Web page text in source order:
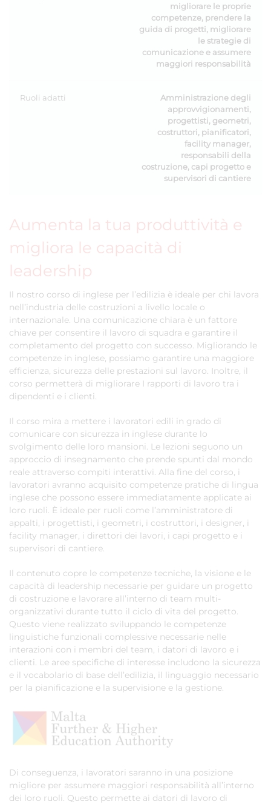
migliorare le proprie
competenze, prendere la
guida di progetti, migliorare
le strategie di
comunicazione e assumere
maggiori responsabilità
Ruoli adatti
Amministrazione degli
approvvigionamenti,
progettisti, geometri,
costruttori, pianificatori,
facility manager,
responsabili della
costruzione, capi progetto e
supervisori di cantiere
Aumenta la tua produttività e
migliora le capacità di
leadership
Il nostro corso di inglese per l’edilizia è ideale per chi lavora
nell’industria delle costruzioni a livello locale o
internazionale. Una comunicazione chiara è un fattore
chiave per consentire il lavoro di squadra e garantire il
completamento del progetto con successo. Migliorando le
competenze in inglese, possiamo garantire una maggiore
efficienza, sicurezza delle prestazioni sul lavoro. Inoltre, il
corso permetterà di migliorare I rapporti di lavoro tra i
dipendenti e i clienti.
Il corso mira a mettere i lavoratori edili in grado di
comunicare con sicurezza in inglese durante lo
svolgimento delle loro mansioni. Le lezioni seguono un
approccio di insegnamento che prende spunti dal mondo
reale attraverso compiti interattivi. Alla fine del corso, i
lavoratori avranno acquisito competenze pratiche di lingua
inglese che possono essere immediatamente applicate ai
loro ruoli. È ideale per ruoli come l’amministratore di
appalti, i progettisti, i geometri, i costruttori, i designer, i
facility manager, i direttori dei lavori, i capi progetto e i
supervisori di cantiere.
Il contenuto copre le competenze tecniche, la visione e le
capacità di leadership necessarie per guidare un progetto
di costruzione e lavorare all’interno di team multi-
organizzativi durante tutto il ciclo di vita del progetto.
Questo viene realizzato sviluppando le competenze
linguistiche funzionali complessive necessarie nelle
interazioni con i membri del team, i datori di lavoro e i
clienti. Le aree specifiche di interesse includono la sicurezza
e il vocabolario di base dell’edilizia, il linguaggio necessario
per la pianificazione e la supervisione e la gestione.
Di conseguenza, i lavoratori saranno in una posizione
migliore per assumere maggiori responsabilità all’interno
dei loro ruoli. Questo permette ai datori di lavoro di